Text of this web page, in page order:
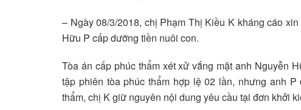
– Ngày 08/3/2018, chị Phạm Thị Kiều K kháng cáo
Hữu P cấp dưỡng tiền nuôi con.
Tòa án cấp phúc thẩm xét xử vắng mặt anh Nguyễn
tập phiên tòa phúc thẩm hợp lệ 02 lần, nhưng anh
thẩm, chị K giữ nguyên nội dung yêu cầu tại đơn khởi